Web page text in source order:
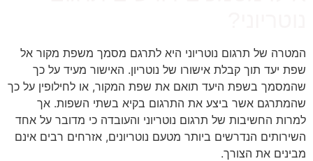
המטרה של תרגום נוטריוני היא לתרגם מסמך משפת מקור אל
שפת יעד תוך קבלת אישורו של נוטריון. האישור מעיד על כך
שהמסמך בשפת היעד תואם את שפת המקור, או לחילופין על כך
שהמתרגם אשר ביצע את התרגום בקיא בשתי השפות. אך
למרות החשיבות של תרגום נוטריוני והעובדה כי מדובר על אחד
השירותים הנדרשים ביותר מטעם נוטריונים, אזרחים רבים אינם
מבינים את הצורך.